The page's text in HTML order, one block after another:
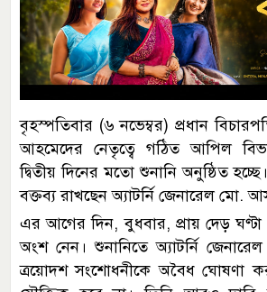
বৃহস্পতিবার (৬ নভেম্বর) প্রধান
আহমেদের নেতৃত্বে গঠিত আপিল
দ্বিতীয় দিনের মতো শুনানি অনুষ্ঠিত
বক্তব্য রাখছেন অ্যাটর্নি জেনারেল মো.
এর আগের দিন, বুধবার, প্রায় দেড় ঘণ্টা
অংশ নেন। শুনানিতে অ্যাটর্নি
ত্রয়োদশ সংশোধনীকে অবৈধ ঘোষণা